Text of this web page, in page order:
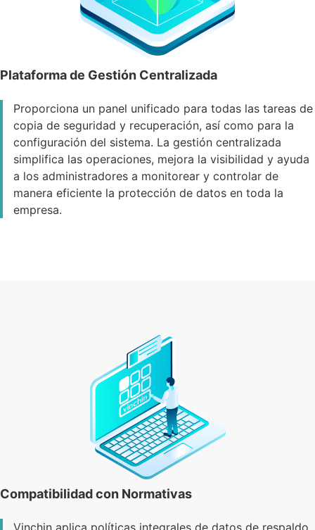
Plataforma de Gestión Centralizada
Proporciona un panel unificado para todas las tareas de
copia de seguridad y recuperación, así como para la
configuración del sistema. La gestión centralizada
simplifica las operaciones, mejora la visibilidad y ayuda
a los administradores a monitorear y controlar de
manera eficiente la protección de datos en toda la
empresa.
Compatibilidad con Normativas